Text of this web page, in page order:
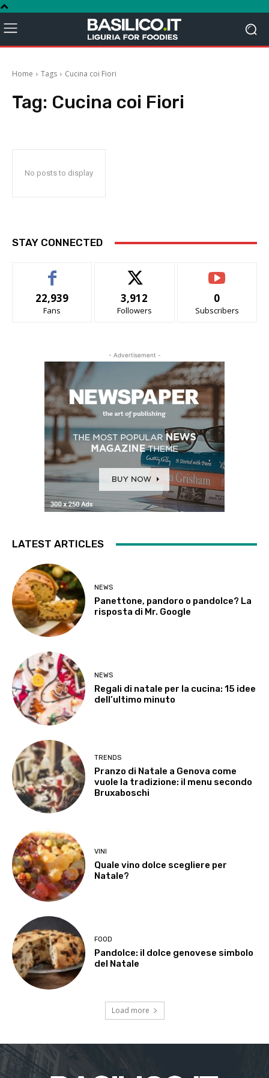
Home Tags Cucina coi Fiori
Tag: Cucina coi Fiori
No posts to display
STAY CONNECTED
22,939
Fans
3,912
Followers
0
Subscribers
- Advertisement -
LATEST ARTICLES
NEWS
Panettone, pandoro o pandolce? La
risposta di Mr. Google
NEWS
Regali di natale per la cucina: 15 idee
dell’ultimo minuto
TRENDS
Pranzo di Natale a Genova come
vuole la tradizione: il menu secondo
Bruxaboschi
VINI
Quale vino dolce scegliere per
Natale?
FOOD
Pandolce: il dolce genovese simbolo
del Natale
Load more